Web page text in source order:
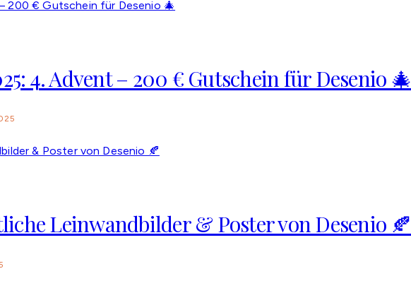
4. Advent – 200 € Gutschein für Desenio 🎄
Leinwandbilder & Poster von Desenio 🍂